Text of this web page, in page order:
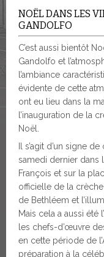
NOËL DANS LES
GANDOLFO
C’est aussi bientôt
Gandolfo et
l’ambiance
évidente de cette
ont eu lieu dans la
l’inauguration de la
Noël.
Il s’agit d’un signe
samedi dernier dans
François et sur la
officielle de la
de Bethléem et
Mais cela a aussi
les chefs-d’œuvre
en cette période de
préparation à la